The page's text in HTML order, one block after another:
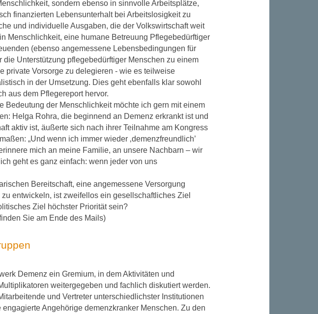
sondern ebenso in sinnvolle Arbeitsplätze,
finanzierten Lebensunterhalt bei Arbeitslosigkeit zu
und individuelle Ausgaben, die der Volkswirtschaft weit
Menschlichkeit, eine humane Betreuung Pflegebedürftiger
(ebenso angemessene Lebensbedingungen für
Unterstützung pflegebedürftiger Menschen zu einem
Vorsorge zu delegieren - wie es teilweise
in der Umsetzung. Dies geht ebenfalls klar sowohl
aus dem Pflegereport hervor.
Bedeutung der Menschlichkeit möchte ich gern mit einem
Helga Rohra, die beginnend an Demenz erkrankt ist und
aktiv ist, äußerte sich nach ihrer Teilnahme am Kongress
„Und wenn ich immer wieder ‚demenzfreundlich’
mich an meine Familie, an unsere Nachbarn – wir
geht es ganz einfach: wenn jeder von uns
Bereitschaft, eine angemessene Versorgung
entwickeln, ist zweifellos ein gesellschaftliches Ziel
Ziel höchster Priorität sein?
Sie am Ende des Mails)
Demenz ein Gremium, in dem Aktivitäten und
weitergegeben und fachlich diskutiert werden.
und Vertreter unterschiedlichster Institutionen
Angehörige demenzkranker Menschen. Zu den